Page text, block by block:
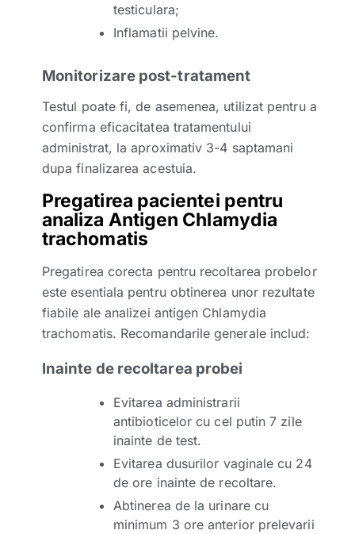
testiculara;
Inflamatii pelvine.
Monitorizare post-tratament
Testul poate fi, de asemenea, utilizat pentru a
confirma eficacitatea tratamentului
administrat, la aproximativ 3-4 saptamani
dupa finalizarea acestuia.
Pregatirea pacientei pentru
analiza Antigen Chlamydia
trachomatis
Pregatirea corecta pentru recoltarea probelor
este esentiala pentru obtinerea unor rezultate
fiabile ale analizei antigen Chlamydia
trachomatis. Recomandarile generale includ:
Inainte de recoltarea probei
Evitarea administrarii
antibioticelor cu cel putin 7 zile
inainte de test.
Evitarea dusurilor vaginale cu 24
de ore inainte de recoltare.
Abtinerea de la urinare cu
minimum 3 ore anterior prelevarii